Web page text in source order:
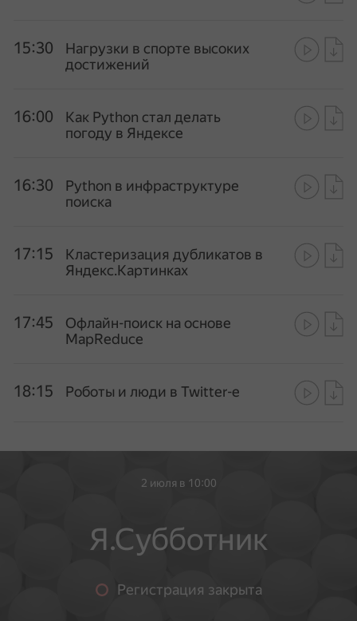
15:30
Нагрузки в спорте высоких
достижений
16:00
Как Python стал делать
погоду в Яндексе
16:30
Python в инфраструктуре
поиска
17:15
Кластеризация дубликатов в
Яндекс.Картинках
17:45
Офлайн-поиск на основе
MapReduce
18:15 Роботы и люди в Twitter-е
2 июля в 10:00
Я.Субботник
Регистрация закрыта